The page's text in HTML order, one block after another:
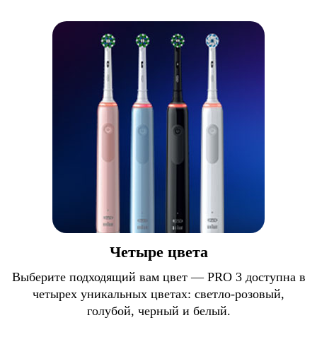
Четыре цвета
Выберите подходящий вам цвет — PRO 3 доступна в
четырех уникальных цветах: светло-розовый,
голубой, черный и белый.